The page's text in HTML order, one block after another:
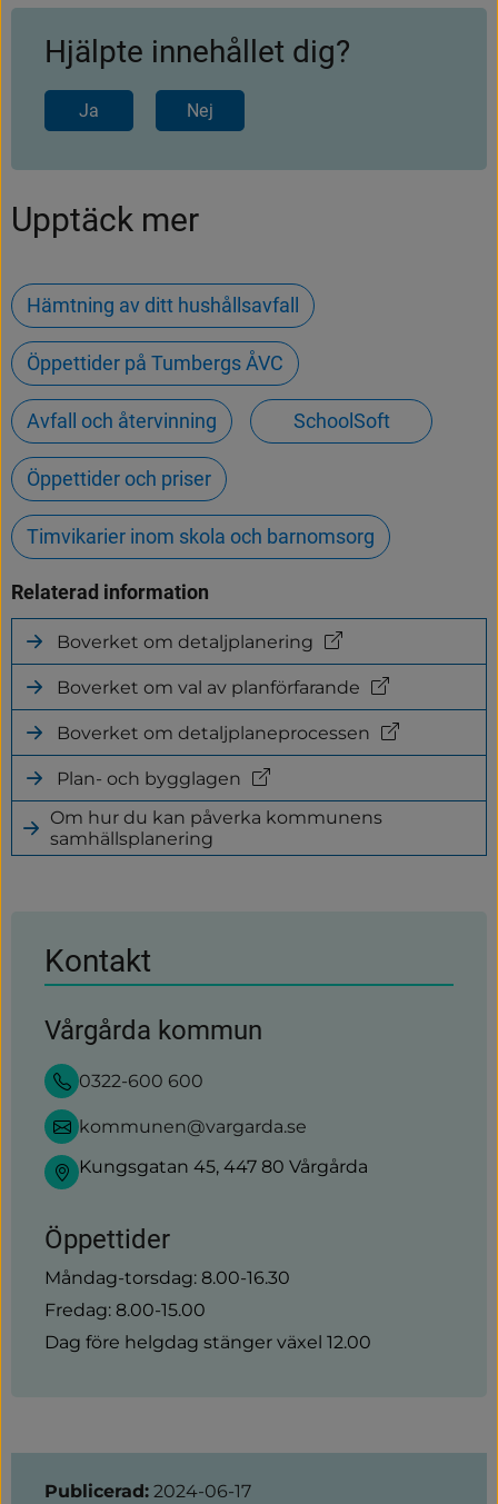
Hjälpte innehållet dig?
Ja Nej
Upptäck mer
Hämtning av ditt hushållsavfall
Öppettider på Tumbergs ÅVC
Avfall och återvinning SchoolSoft
Öppettider och priser
Timvikarier inom skola och barnomsorg
Relaterad information
Boverket om detaljplanering
(länk
till
annan
webbplats)
Boverket om val av planförfarande
(länk
till
annan
webbplats)
Boverket om detaljplaneprocessen
(länk
till
annan
webbplats)
Plan- och bygglagen
(länk
till
annan
webbplats)
Om hur du kan påverka kommunens
samhällsplanering
Kontakt
Vårgårda kommun
0322-600 600
kommunen@vargarda.se
Kungsgatan 45, 447 80 Vårgårda
Öppettider
Måndag-torsdag: 8.00-16.30
Fredag: 8.00-15.00
Dag före helgdag stänger växel 12.00
Sidinformation
Publicerad: 2024-06-17